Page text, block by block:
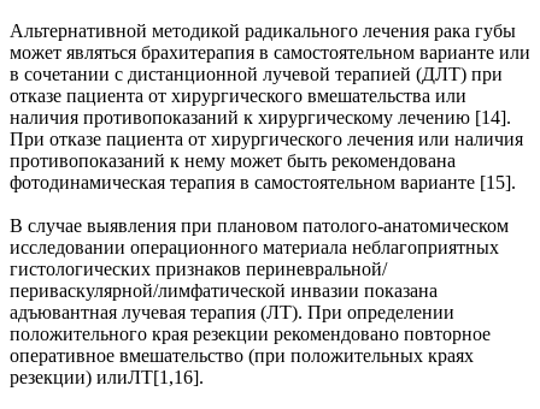
Альтернативной методикой радикального лечения рака губы
может являться брахитерапия в самостоятельном варианте или
в сочетании с дистанционной лучевой терапией (ДЛТ) при
отказе пациента от хирургического вмешательства или
наличия противопоказаний к хирургическому лечению [14].
При отказе пациента от хирургического лечения или наличия
противопоказаний к нему может быть рекомендована
фотодинамическая терапия в самостоятельном варианте [15].
В случае выявления при плановом патолого-анатомическом
исследовании операционного материала неблагоприятных
гистологических признаков периневральной/
периваскулярной/лимфатической инвазии показана
адъювантная лучевая терапия (ЛТ). При определении
положительного края резекции рекомендовано повторное
оперативное вмешательство (при положительных краях
резекции) илиЛТ[1,16].